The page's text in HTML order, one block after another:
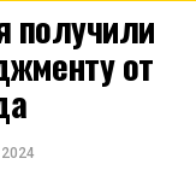
получили
от